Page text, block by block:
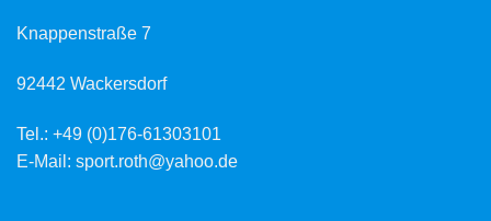
Knappenstraße 7
92442 Wackersdorf
Tel.: +49 (0)176-61303101
E-Mail: sport.roth@yahoo.de